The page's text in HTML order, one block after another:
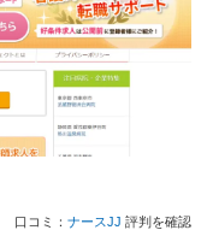
口コミ： ナースJJ 評判を確認